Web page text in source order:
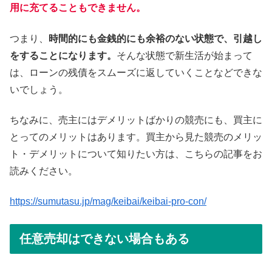
用に充てることもできません。
つまり、
時間的にも金銭的にも余裕のない状態で、引越し
をすることになります。 そんな状態で新生活が始まって
は、ローンの残債をスムーズに返していくことなどできな
いでしょう。
ちなみに、売主にはデメリットばかりの競売にも、買主に
とってのメリットはあります。買主から見た競売のメリッ
ト・デメリットについて知りたい方は、こちらの記事をお
読みください。
https://sumutasu.jp/mag/keibai/keibai-pro-con/
任意売却はできない場合もある